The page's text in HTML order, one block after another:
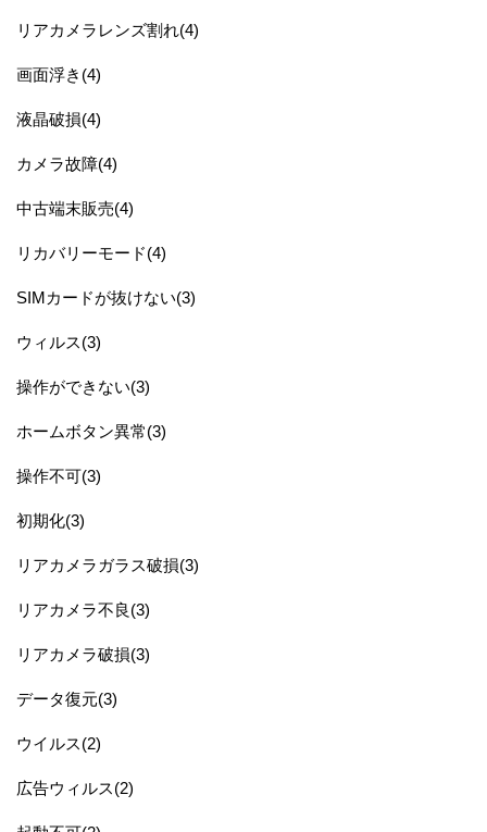
リアカメラレンズ割れ(4)
画面浮き(4)
液晶破損(4)
カメラ故障(4)
中古端末販売(4)
リカバリーモード(4)
SIMカードが抜けない(3)
ウィルス(3)
操作ができない(3)
ホームボタン異常(3)
操作不可(3)
初期化(3)
リアカメラガラス破損(3)
リアカメラ不良(3)
リアカメラ破損(3)
データ復元(3)
ウイルス(2)
広告ウィルス(2)